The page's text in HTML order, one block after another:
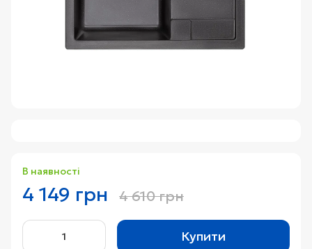
В наявності
4 149 грн 4 610 грн
Купити